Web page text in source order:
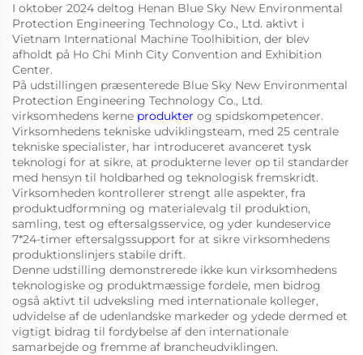
I oktober 2024 deltog Henan Blue Sky New Environmental
Protection Engineering Technology Co., Ltd. aktivt i
Vietnam International Machine Toolhibition, der blev
afholdt på Ho Chi Minh City Convention and Exhibition
Center.
På udstillingen præsenterede Blue Sky New Environmental
Protection Engineering Technology Co., Ltd.
virksomhedens kerne produkter og spidskompetencer.
Virksomhedens tekniske udviklingsteam, med 25 centrale
tekniske specialister, har introduceret avanceret tysk
teknologi for at sikre, at produkterne lever op til standarder
med hensyn til holdbarhed og teknologisk fremskridt.
Virksomheden kontrollerer strengt alle aspekter, fra
produktudformning og materialevalg til produktion,
samling, test og eftersalgsservice, og yder kundeservice
7*24-timer eftersalgssupport for at sikre virksomhedens
produktionslinjers stabile drift.
Denne udstilling demonstrerede ikke kun virksomhedens
teknologiske og produktmæssige fordele, men bidrog
også aktivt til udveksling med internationale kolleger,
udvidelse af de udenlandske markeder og ydede dermed et
vigtigt bidrag til fordybelse af den internationale
samarbejde og fremme af brancheudviklingen.